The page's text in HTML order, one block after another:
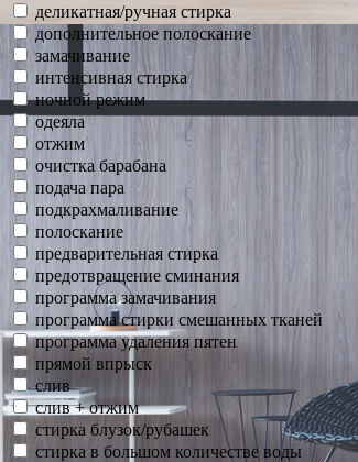
деликатная/ручная стирка
дополнительное полоскание
замачивание
интенсивная стирка
ночной режим
одеяла
отжим
очистка барабана
подача пара
подкрахмаливание
полоскание
предварительная стирка
предотвращение сминания
программа замачивания
программа стирки смешанных тканей
программа удаления пятен
прямой впрыск
слив
слив + отжим
стирка блузок/рубашек
стирка в большом количестве воды